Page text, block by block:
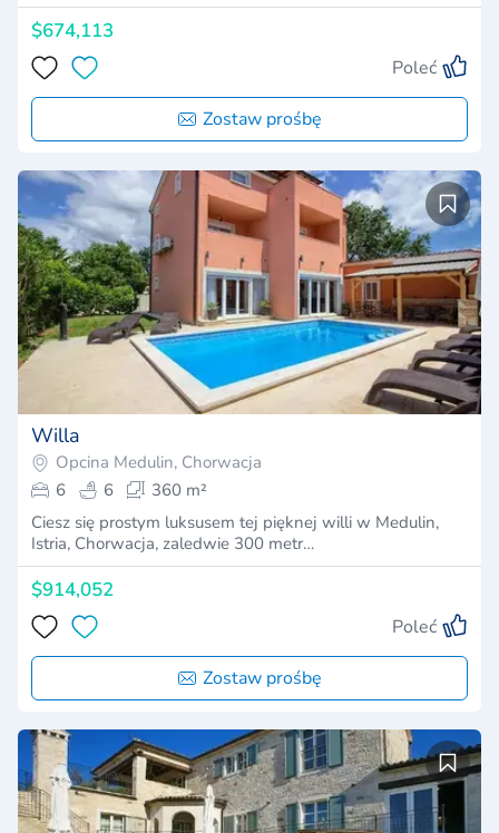
$674,113
Poleć
Zostaw prośbę
Willa
Opcina Medulin, Chorwacja
6
6
360 m²
Ciesz się prostym luksusem tej pięknej willi w Medulin,
Istria, Chorwacja, zaledwie 300 metr…
$914,052
Poleć
Zostaw prośbę